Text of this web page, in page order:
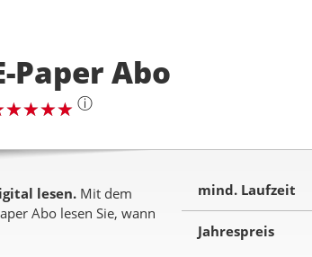
Paper Abo
ⓘ
lesen. Mit dem
Abo lesen Sie, wann
mind. Laufzeit
Jahrespreis